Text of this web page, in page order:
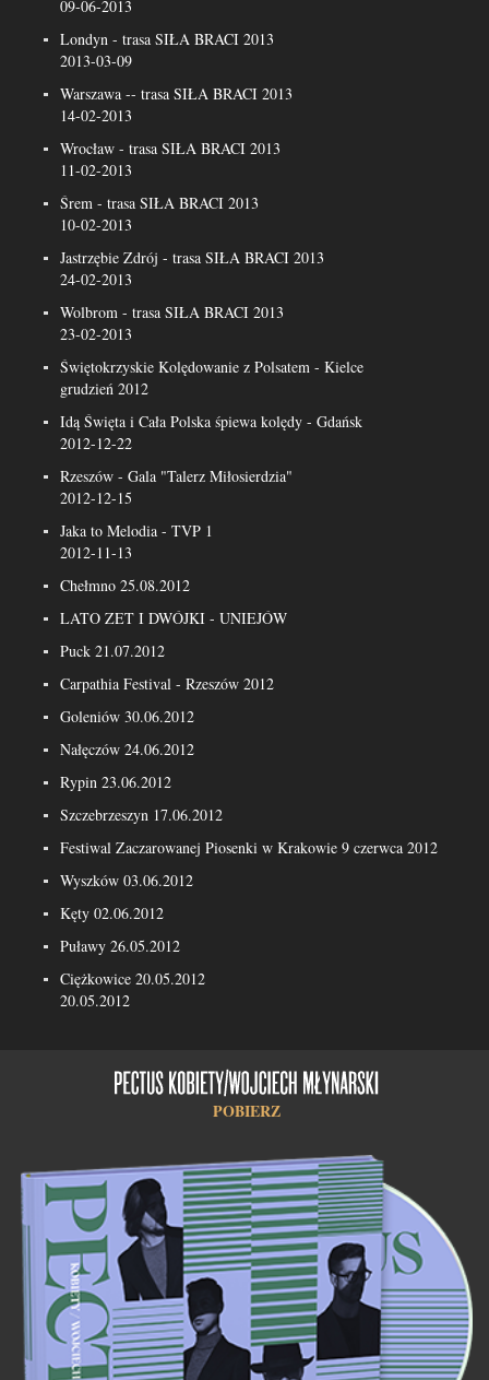
09-06-2013
Londyn - trasa SIŁA BRACI 2013
2013-03-09
Warszawa -- trasa SIŁA BRACI 2013
14-02-2013
Wrocław - trasa SIŁA BRACI 2013
11-02-2013
Śrem - trasa SIŁA BRACI 2013
10-02-2013
Jastrzębie Zdrój - trasa SIŁA BRACI 2013
24-02-2013
Wolbrom - trasa SIŁA BRACI 2013
23-02-2013
Świętokrzyskie Kolędowanie z Polsatem - Kielce
grudzień 2012
Idą Święta i Cała Polska śpiewa kolędy - Gdańsk
2012-12-22
Rzeszów - Gala "Talerz Miłosierdzia"
2012-12-15
Jaka to Melodia - TVP 1
2012-11-13
Chełmno 25.08.2012
LATO ZET I DWÓJKI - UNIEJÓW
Puck 21.07.2012
Carpathia Festival - Rzeszów 2012
Goleniów 30.06.2012
Nałęczów 24.06.2012
Rypin 23.06.2012
Szczebrzeszyn 17.06.2012
Festiwal Zaczarowanej Piosenki w Krakowie 9 czerwca 2012
Wyszków 03.06.2012
Kęty 02.06.2012
Puławy 26.05.2012
Ciężkowice 20.05.2012
20.05.2012
POBIERZ